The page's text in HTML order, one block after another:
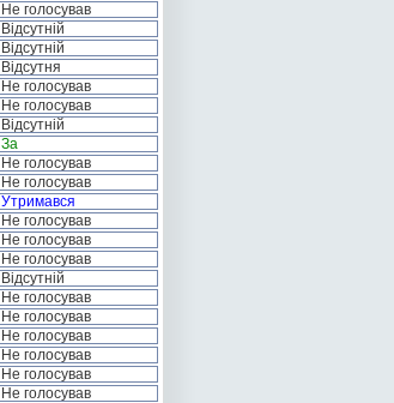
Не голосував
Відсутній
Відсутній
Відсутня
Не голосував
Не голосував
Відсутній
За
Не голосував
Не голосував
Утримався
Не голосував
Не голосував
Не голосував
Відсутній
Не голосував
Не голосував
Не голосував
Не голосував
Не голосував
Не голосував